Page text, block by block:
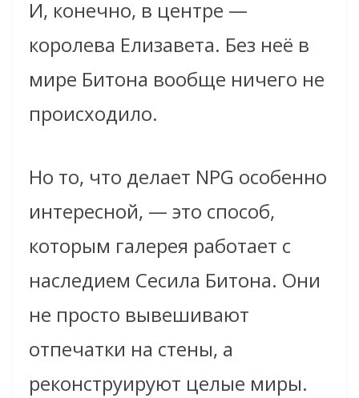
И, конечно, в центре —
королева Елизавета. Без неё в
мире Битона вообще ничего не
происходило.
Но то, что делает NPG особенно
интересной, — это способ,
которым галерея работает с
наследием Сесила Битона. Они
не просто вывешивают
отпечатки на стены, а
реконструируют целые миры.